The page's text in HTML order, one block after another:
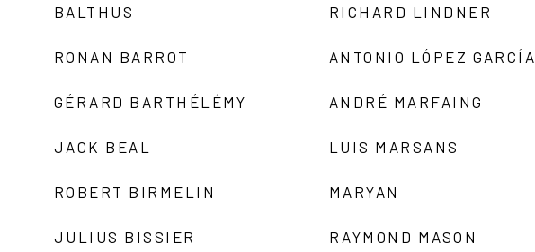
BALTHUS
RONAN BARROT
GÉRARD BARTHÉLÉMY
JACK BEAL
ROBERT BIRMELIN
JULIUS BISSIER
RICHARD LINDNER
ANTONIO LÓPEZ GARCÍA
ANDRÉ MARFAING
LUIS MARSANS
MARYAN
RAYMOND MASON